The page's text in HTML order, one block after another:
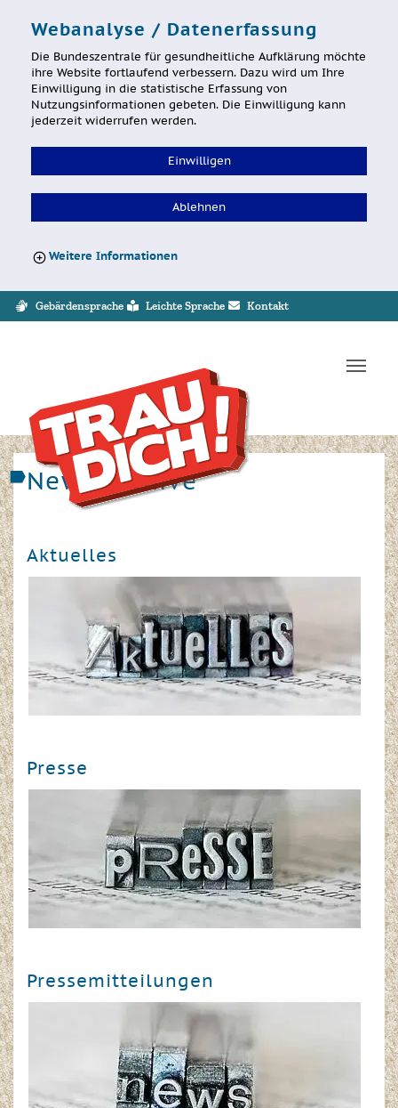
Webanalyse / Datenerfassung
Die Bundeszentrale für gesundheitliche Aufklärung möchte
ihre Website fortlaufend verbessern. Dazu wird um Ihre
Einwilligung in die statistische Erfassung von
Nutzungsinformationen gebeten. Die Einwilligung kann
jederzeit widerrufen werden.
Einwilligen
Ablehnen
Weitere Informationen
Sprung zur Servicenavigation
Sprung zur Hauptnavigation
Sprung zum Inhalt
Sprung zum Footer
Gebärdensprache Leichte Sprache Kontakt
News Archive
Aktuelles
Presse
Pressemitteilungen